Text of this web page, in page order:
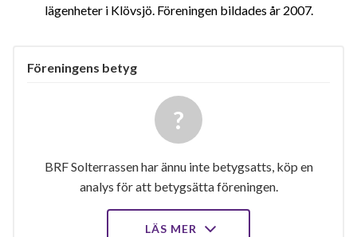
lägenheter i Klövsjö. Föreningen bildades år 2007
Föreningens betyg
BRF Solterrassen har ännu inte betygsatts, köp en
analys för att betygsätta föreningen.
LÄS MER